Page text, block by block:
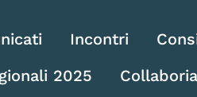
Incontri
2025